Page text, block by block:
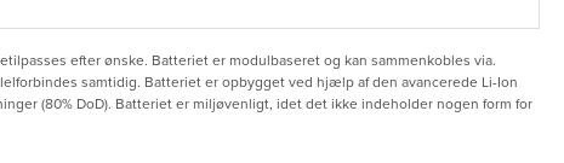
efter ønske. Batteriet er modulbaseret og kan sammenkobles via.
samtidig. Batteriet er opbygget ved hjælp af den avancerede Li-Ion
(80% DoD). Batteriet er miljøvenligt, idet det ikke indeholder nogen form for